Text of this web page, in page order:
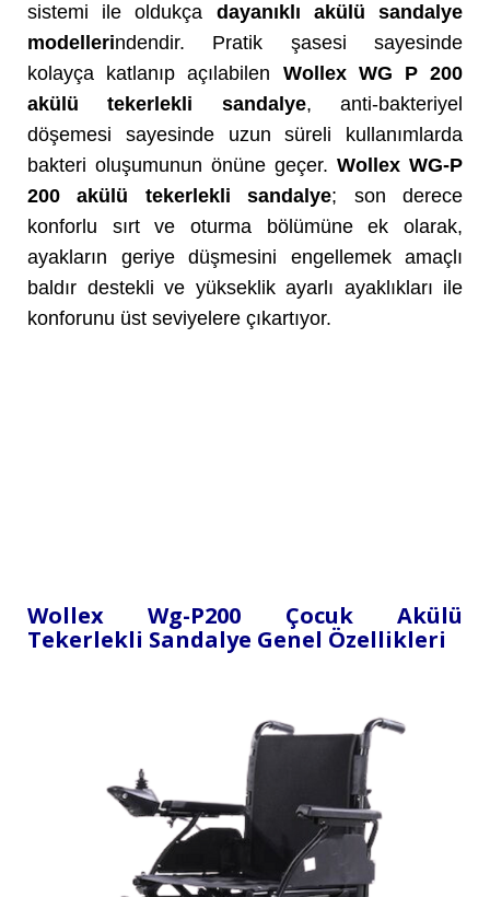
sistemi ile oldukça dayanıklı akülü sandalye
modellerindendir. Pratik şasesi sayesinde
kolayça katlanıp açılabilen Wollex WG P 200
akülü tekerlekli sandalye, anti-bakteriyel
döşemesi sayesinde uzun süreli kullanımlarda
bakteri oluşumunun önüne geçer. Wollex WG-P
200 akülü tekerlekli sandalye; son derece
konforlu sırt ve oturma bölümüne ek olarak,
ayakların geriye düşmesini engellemek amaçlı
baldır destekli ve yükseklik ayarlı ayaklıkları ile
konforunu üst seviyelere çıkartıyor.
Wollex Wg-P200 Çocuk Akülü
Tekerlekli Sandalye Genel Özellikleri